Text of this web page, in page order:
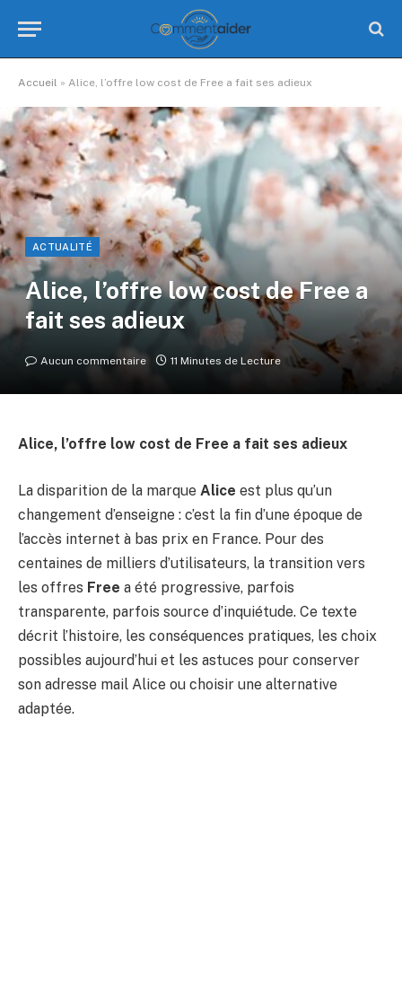
Accueil » Alice, l’offre low cost de Free a fait ses adieux
ACTUALITÉ
Alice, l’offre low cost de Free a
fait ses adieux
Aucun commentaire 11 Minutes de Lecture
Alice, l’offre low cost de Free a fait ses adieux
La disparition de la marque Alice est plus qu’un
changement d’enseigne : c’est la fin d’une époque de
l’accès internet à bas prix en France. Pour des
centaines de milliers d’utilisateurs, la transition vers
les offres Free a été progressive, parfois
transparente, parfois source d’inquiétude. Ce texte
décrit l’histoire, les conséquences pratiques, les choix
possibles aujourd’hui et les astuces pour conserver
son adresse mail Alice ou choisir une alternative
adaptée.